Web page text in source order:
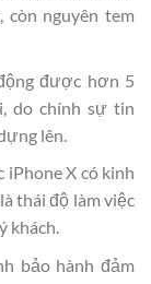
còn nguyên tem
được hơn 5
do chính sự tin
lên.
iPhone X có kinh
thái độ làm việc
khách.
bảo hành đảm